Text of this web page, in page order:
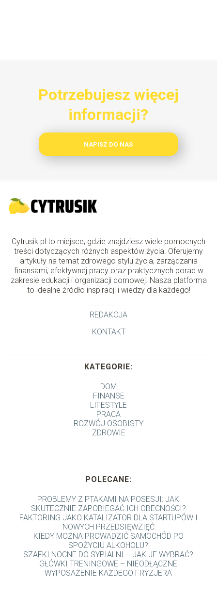
Potrzebujesz więcej
informacji?
NAPISZ DO NAS
Cytrusik.pl to miejsce, gdzie znajdziesz wiele pomocnych
treści dotyczących różnych aspektów życia. Oferujemy
artykuły na temat zdrowego stylu życia, zarządzania
finansami, efektywnej pracy oraz praktycznych porad w
zakresie edukacji i organizacji domowej. Nasza platforma
to idealne źródło inspiracji i wiedzy dla każdego!
REDAKCJA
KONTAKT
KATEGORIE:
DOM
FINANSE
LIFESTYLE
PRACA
ROZWÓJ OSOBISTY
ZDROWIE
POLECANE:
PROBLEMY Z PTAKAMI NA POSESJI: JAK
SKUTECZNIE ZAPOBIEGAĆ ICH OBECNOŚCI?
FAKTORING JAKO KATALIZATOR DLA STARTUPÓW I
NOWYCH PRZEDSIĘWZIĘĆ
KIEDY MOŻNA PROWADZIĆ SAMOCHÓD PO
SPOŻYCIU ALKOHOLU?
SZAFKI NOCNE DO SYPIALNI – JAK JE WYBRAĆ?
GŁÓWKI TRENINGOWE – NIEODŁĄCZNE
WYPOSAŻENIE KAŻDEGO FRYZJERA